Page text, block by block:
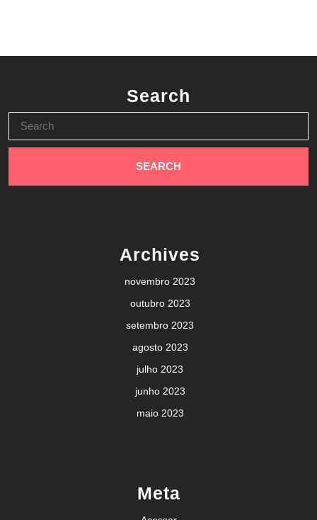
Search
for:
Archives
novembro 2023
outubro 2023
setembro 2023
agosto 2023
julho 2023
junho 2023
maio 2023
Meta